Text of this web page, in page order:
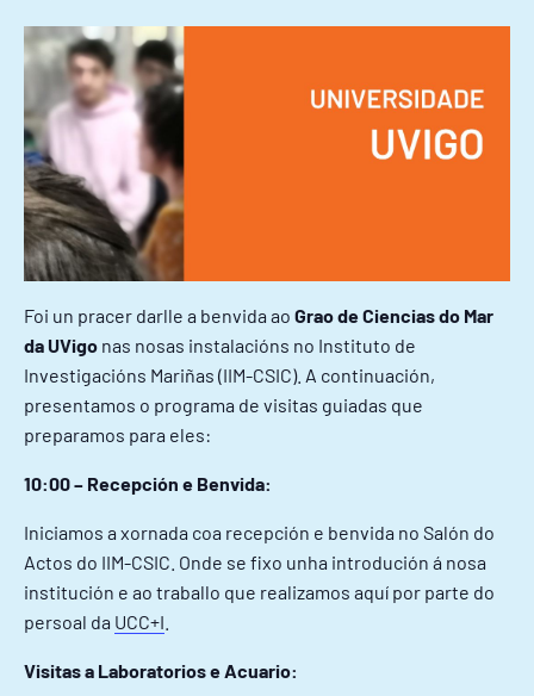
Foi un pracer darlle a benvida ao Grao de Ciencias do Mar
da UVigo nas nosas instalacións no Instituto de
Investigacións Mariñas (IIM-CSIC). A continuación,
presentamos o programa de visitas guiadas que
preparamos para eles:
10:00 – Recepción e Benvida:
Iniciamos a xornada coa recepción e benvida no Salón do
Actos do IIM-CSIC. Onde se fixo unha introdución á nosa
institución e ao traballo que realizamos aquí por parte do
persoal da UCC+I
Visitas a Laboratorios e Acuario: